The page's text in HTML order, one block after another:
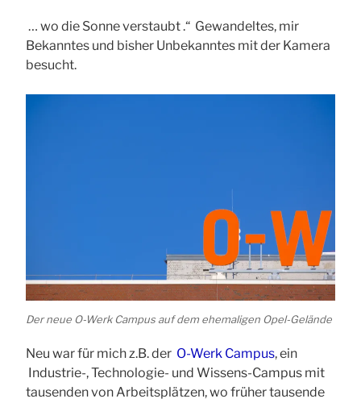
… wo die Sonne verstaubt .“ Gewandeltes, mir
Bekanntes und bisher Unbekanntes mit der Kamera
besucht.
Der neue O-Werk Campus auf dem ehemaligen Opel-Gelände
Neu war für mich z.B. der O-Werk Campus, ein
Industrie-, Technologie- und Wissens-Campus mit
tausenden von Arbeitsplätzen, wo früher tausende